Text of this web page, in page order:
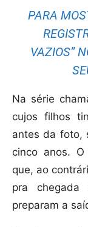
PARA
VAZIOS”
Na série
cujos filhos
antes da foto,
cinco anos.
que, ao
pra
preparam a